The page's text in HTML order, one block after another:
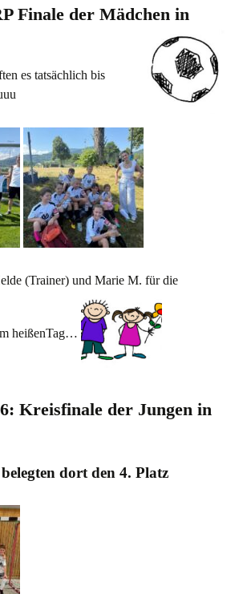
Finale der Mädchen in
es tatsächlich bis
(Trainer) und Marie M. für die
heißenTag…
Kreisfinale der Jungen in
dort den 4. Platz